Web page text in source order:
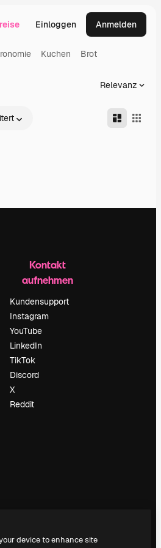
Einloggen Anmelden
Kuchen Brot
Relevanz
Kontakt
aufnehmen
Kundensupport
Instagram
YouTube
LinkedIn
TikTok
Discord
X
Reddit
device to enhance site